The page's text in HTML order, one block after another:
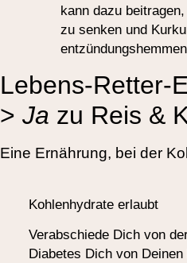
kann dazu
zu senken und
Lebens-Retter-
> Ja zu Reis &
Eine Ernährung, bei der
Kohlenhydrate erlaubt
Verabschiede Dich von
Diabetes Dich von